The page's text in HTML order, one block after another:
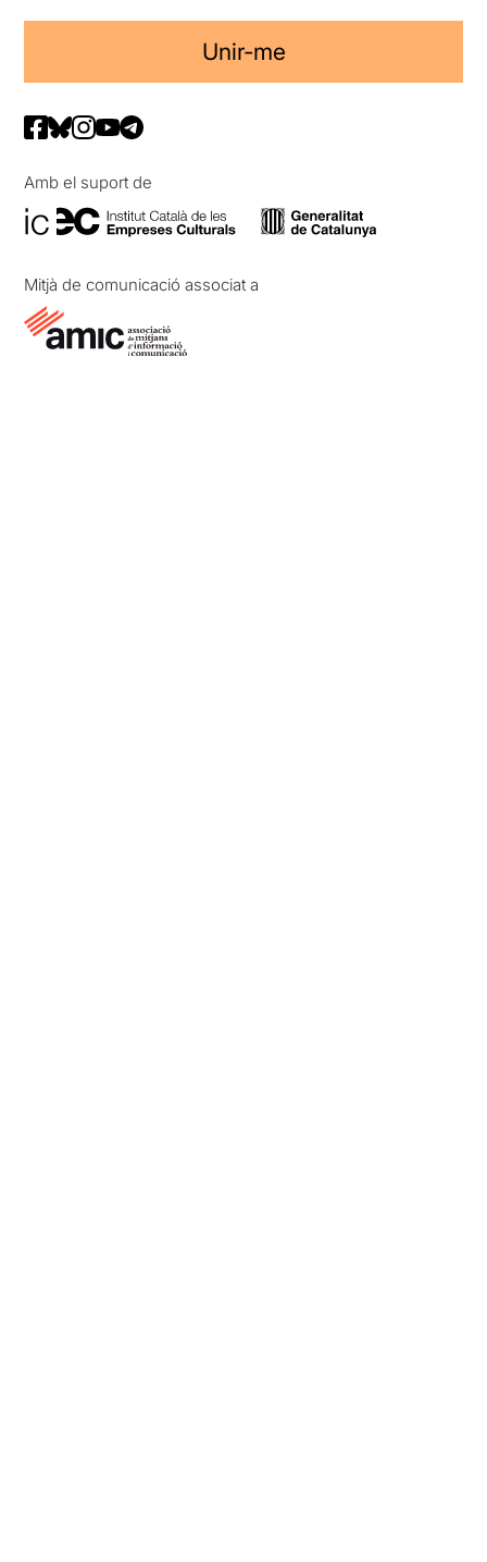
Unir-me
Amb el suport de
Mitjà de comunicació associat a